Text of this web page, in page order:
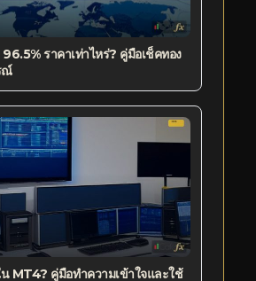
ราคาเท่าไหร่? คู่มือเช็คทอง
ณ์
MT4? คู่มือทำความเข้าใจและใช้